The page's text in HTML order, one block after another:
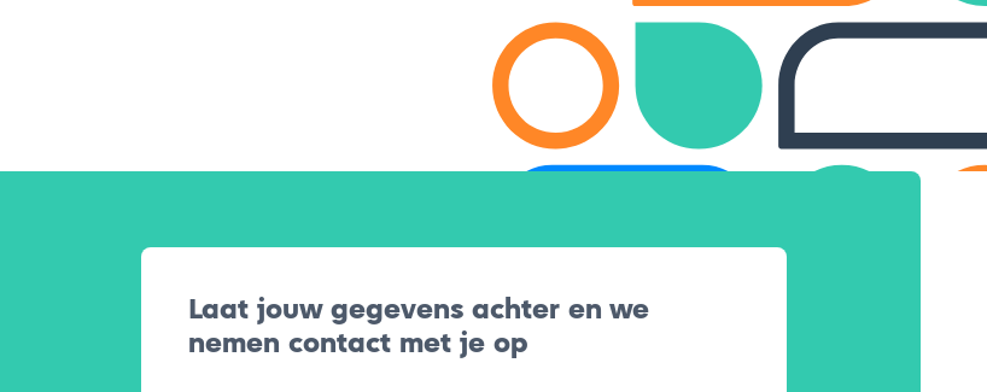
Laat jouw gegevens achter en we
nemen contact met je op